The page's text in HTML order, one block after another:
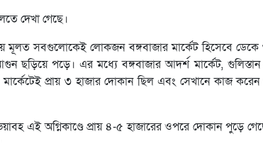
দেখা গেছে।
মূলত সবগুলোকেই লোকজন বঙ্গবাজার মার্কেট হিসেবে ডেকে
ছড়িয়ে পড়ে। এর মধ্যে বঙ্গবাজার আদর্শ মার্কেট, গুলিস্তান
প্রায় ৩ হাজার দোকান ছিল এবং সেখানে কাজ করেন
এই অগ্নিকাণ্ডে প্রায় ৪-৫ হাজারের ওপরে দোকান পুড়ে